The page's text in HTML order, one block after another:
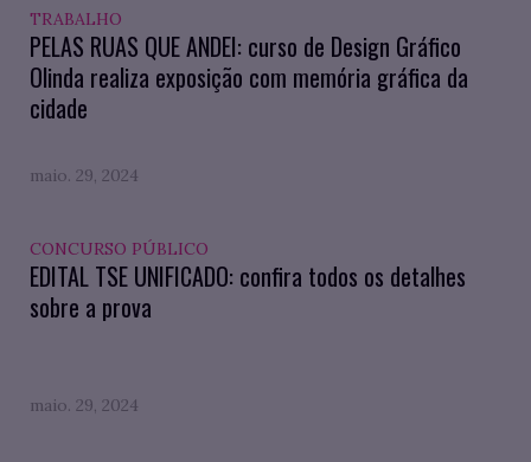
TRABALHO
PELAS RUAS QUE ANDEI: curso de Design Gráfico
Olinda realiza exposição com memória gráfica da
cidade
maio. 29, 2024
CONCURSO PÚBLICO
EDITAL TSE UNIFICADO: confira todos os detalhes
sobre a prova
maio. 29, 2024